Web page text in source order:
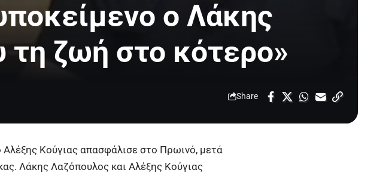
ο Λάκης
τη ζωή στο κότερο»
Share
Αλέξης Κούγιας απασφάλισε στο Πρωινό, μετά
Λάκης Λαζόπουλος και Αλέξης Κούγιας